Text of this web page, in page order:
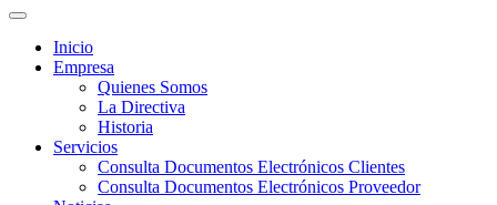
Inicio
Empresa
Quienes Somos
La Directiva
Historia
Servicios
Consulta Documentos Electrónicos Clientes
Consulta Documentos Electrónicos Proveedor